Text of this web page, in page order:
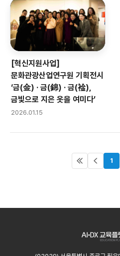
[혁신지원사업]
문화관광산업연구원 기획전시
‘금(金) · 금(錦) · 금(䘳),
금빛으로 지은 옷을 여미다’
2026.01.15
1